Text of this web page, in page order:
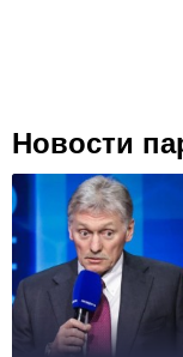
Новости